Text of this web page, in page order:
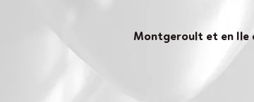
Montgeroult et en Ile